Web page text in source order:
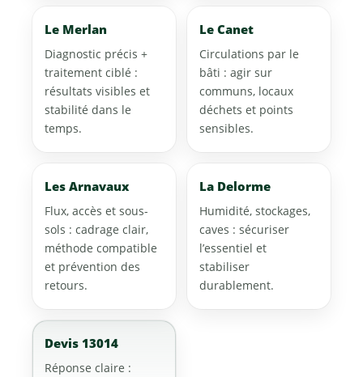
Le Merlan
Diagnostic précis +
traitement ciblé :
résultats visibles et
stabilité dans le
temps.
Le Canet
Circulations par le
bâti : agir sur
communs, locaux
déchets et points
sensibles.
Les Arnavaux
Flux, accès et sous-
sols : cadrage clair,
méthode compatible
et prévention des
retours.
La Delorme
Humidité, stockages,
caves : sécuriser
l’essentiel et
stabiliser
durablement.
Devis 13014
Réponse claire :